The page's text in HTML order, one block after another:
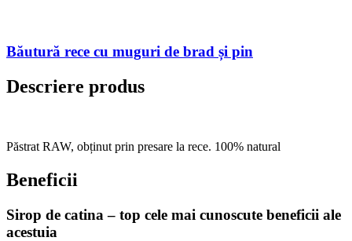
Băutură rece cu muguri de brad și pin
Descriere produs
Păstrat RAW, obținut prin presare la rece. 100% natural
Beneficii
Sirop de catina – top cele mai cunoscute beneficii ale
acestuia